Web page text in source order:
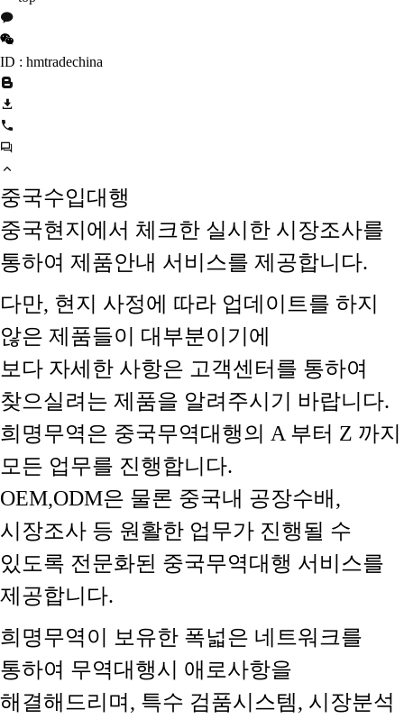
ID : hmtradechina
중국수입대행
중국현지에서 체크한 실시한 시장조사를
통하여 제품안내 서비스를 제공합니다.
다만, 현지 사정에 따라 업데이트를 하지
않은 제품들이 대부분이기에
보다 자세한 사항은 고객센터를 통하여
찾으실려는 제품을 알려주시기 바랍니다.
희명무역은 중국무역대행의 A 부터 Z 까지
모든 업무를 진행합니다.
OEM,ODM은 물론 중국내 공장수배,
시장조사 등 원활한 업무가 진행될 수
있도록 전문화된 중국무역대행 서비스를
제공합니다.
희명무역이 보유한 폭넓은 네트워크를
통하여 무역대행시 애로사항을
해결해드리며, 특수 검품시스템, 시장분석